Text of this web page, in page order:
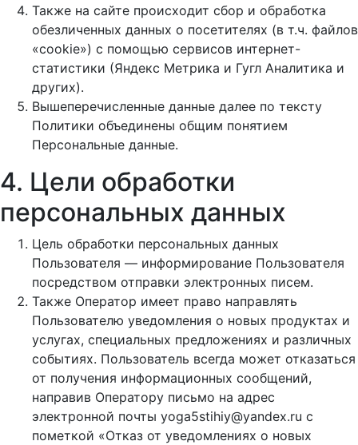
Также на сайте происходит сбор и обработка
обезличенных данных о посетителях (в т.ч. файлов
«cookie») с помощью сервисов интернет-
статистики (Яндекс Метрика и Гугл Аналитика и
других).
Вышеперечисленные данные далее по тексту
Политики объединены общим понятием
Персональные данные.
4. Цели обработки
персональных данных
Цель обработки персональных данных
Пользователя — информирование Пользователя
посредством отправки электронных писем.
Также Оператор имеет право направлять
Пользователю уведомления о новых продуктах и
услугах, специальных предложениях и различных
событиях. Пользователь всегда может отказаться
от получения информационных сообщений,
направив Оператору письмо на адрес
электронной почты yoga5stihiy@yandex.ru с
пометкой «Отказ от уведомлениях о новых